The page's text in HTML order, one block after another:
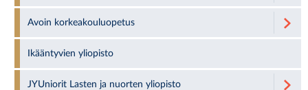
Avoin korkeakouluopetus
Ikääntyvien yliopisto
JYUniorit Lasten ja nuorten yliopisto